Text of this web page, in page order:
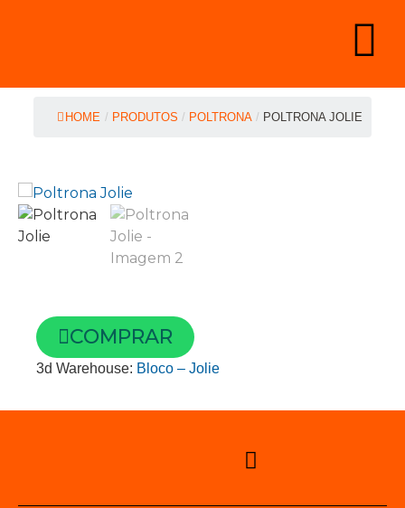
HOME / PRODUTOS / POLTRONA / POLTRONA JOLIE
COMPRAR
3d Warehouse: Bloco – Jolie